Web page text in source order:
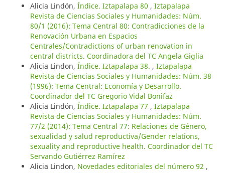
Alicia Lindón, Índice. Iztapalapa 80 , Iztapalapa
Revista de Ciencias Sociales y Humanidades: Núm.
80/1 (2016): Tema Central 80: Contradicciones de la
Renovación Urbana en Espacios
Centrales/Contradictions of urban renovation in
central districts. Coordinadora del TC Angela Giglia
Alicia Lindon, Índice. Iztapalapa 38. , Iztapalapa
Revista de Ciencias Sociales y Humanidades: Núm. 38
(1996): Tema Central: Economía y Desarrollo.
Coordinador del TC Gregorio Vidal Bonifaz
Alicia Lindón, Índice. Iztapalapa 77 , Iztapalapa
Revista de Ciencias Sociales y Humanidades: Núm.
77/2 (2014): Tema Central 77: Relaciones de Género,
sexualidad y salud reproductiva/Gender relations,
sexuality and reproductive health. Coordinador del TC
Servando Gutiérrez Ramírez
Alicia Lindon, Novedades editoriales del número 92 ,